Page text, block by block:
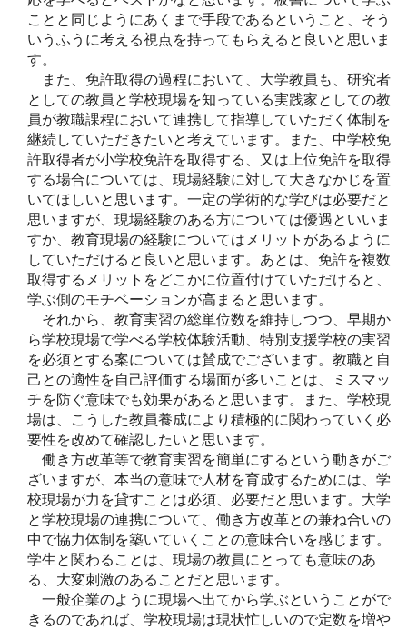
ことと同じようにあくまで手段であるということ、そう
いうふうに考える視点を持ってもらえると良いと思いま
す。
また、免許取得の過程において、大学教員も、研究者
としての教員と学校現場を知っている実践家としての教
員が教職課程において連携して指導していただく体制を
継続していただきたいと考えています。また、中学校免
許取得者が小学校免許を取得する、又は上位免許を取得
する場合については、現場経験に対して大きなかじを置
いてほしいと思います。一定の学術的な学びは必要だと
思いますが、現場経験のある方については優遇といいま
すか、教育現場の経験についてはメリットがあるように
していただけると良いと思います。あとは、免許を複数
取得するメリットをどこかに位置付けていただけると、
学ぶ側のモチベーションが高まると思います。
それから、教育実習の総単位数を維持しつつ、早期か
ら学校現場で学べる学校体験活動、特別支援学校の実習
を必須とする案については賛成でございます。教職と自
己との適性を自己評価する場面が多いことは、ミスマッ
チを防ぐ意味でも効果があると思います。また、学校現
場は、こうした教員養成により積極的に関わっていく必
要性を改めて確認したいと思います。
働き方改革等で教育実習を簡単にするという動きがご
ざいますが、本当の意味で人材を育成するためには、学
校現場が力を貸すことは必須、必要だと思います。大学
と学校現場の連携について、働き方改革との兼ね合いの
中で協力体制を築いていくことの意味合いを感じます。
学生と関わることは、現場の教員にとっても意味のあ
る、大変刺激のあることだと思います。
一般企業のように現場へ出てから学ぶということがで
きるのであれば、学校現場は現状忙しいので定数を増や